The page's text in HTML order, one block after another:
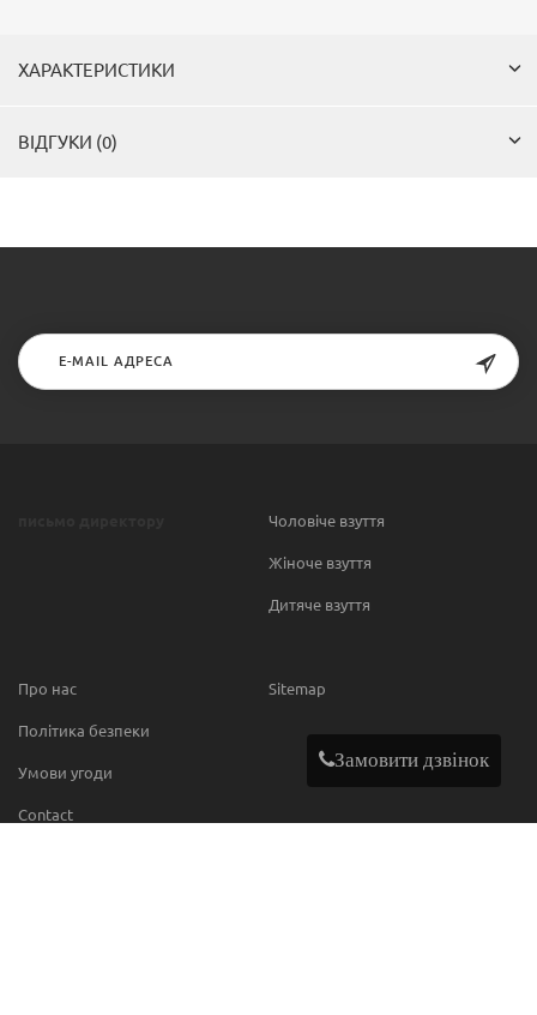
ХАРАКТЕРИСТИКИ
ВІДГУКИ (0)
Чоловіче взуття
Жіноче взуття
Дитяче взуття
Про нас
Політика безпеки
Умови угоди
Contact
Sitemap
Замовити дзвінок